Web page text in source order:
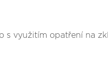
s využitím opatření na